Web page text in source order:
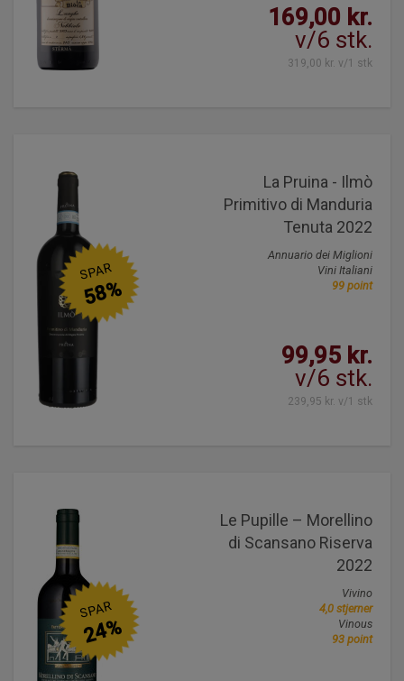
169,00 kr.
v/6 stk.
319,00 kr. v/1 stk
La Pruina - Ilmò
Primitivo di Manduria
Tenuta 2022
Annuario dei Miglioni
Vini Italiani
99 point
99,95 kr.
v/6 stk.
239,95 kr. v/1 stk
SPAR
58%
Le Pupille – Morellino
di Scansano Riserva
2022
Vivino
4,0 stjerner
Vinous
93 point
SPAR
24%